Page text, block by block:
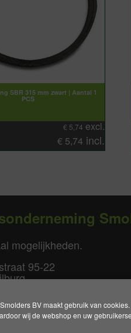
BV maakt gebruik van
wij de webshop en uw
SBR 315 mm zwart | Aantal 1
PCS
€ 5,74 excl.
€ 5,74 incl.
mogelijkheden.
95-22
0640877